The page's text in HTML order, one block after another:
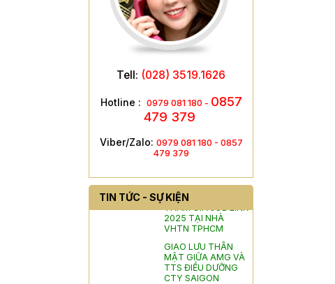
Tell: (028) 3519.1626
Hotline : 0979 081 180 - 0857
479 379
Viber/Zalo: 0979 081 180 - 0857
479 379
TIN TỨC - SỰ KIỆN
HÌNH ẢNH GIAO LƯU VỚI TRUNG
TÂM GIÁO DỤC NGHỀ NGHIỆP -
GIÁO DỤC THƯỜNG XUYÊN GIỒNG
SAIGON INTERGCO
THAM GIA JOB LINK
2025 TẠI NHÀ
VHTN TPHCM
MẬT GIỮA AMG VÀ
TTS ĐIỀU DƯỠNG
CTY SAIGON
INTERGCO